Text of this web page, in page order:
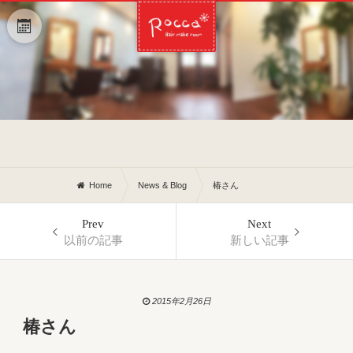
Home News & Blog 椿さん
Prev
以前の記事
Next
新しい記事
2015年2月26日
椿さん